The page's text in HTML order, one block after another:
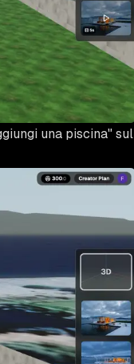
una piscina" sul